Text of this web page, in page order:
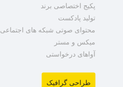
پکیج اختصاصی برند
تولید پادکست
محتوای صوتی شبکه های اجتماعی
میکس و مستر
آواهای درخواستی
طراحی گرافیک